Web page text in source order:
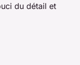
du détail et